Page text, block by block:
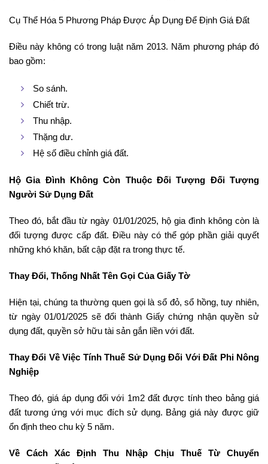
Cụ Thể Hóa 5 Phương Pháp Được Áp Dụng Để Định Giá Đất
Điều này không có trong luật năm 2013. Năm phương pháp đó
bao gồm:
So sánh.
Chiết trừ.
Thu nhập.
Thặng dư.
Hệ số điều chỉnh giá đất.
Hộ Gia Đình Không Còn Thuộc Đối Tượng Đối Tượng
Người Sử Dụng Đất
Theo đó, bắt đầu từ ngày 01/01/2025, hộ gia đình không còn là
đối tượng được cấp đất. Điều này có thể góp phần giải quyết
những khó khăn, bất cập đặt ra trong thực tế.
Thay Đổi, Thống Nhất Tên Gọi Của Giấy Tờ
Hiện tại, chúng ta thường quen gọi là sổ đỏ, sổ hồng, tuy nhiên,
từ ngày 01/01/2025 sẽ đổi thành Giấy chứng nhận quyền sử
dụng đất, quyền sở hữu tài sản gắn liền với đất.
Thay Đổi Về Việc Tính Thuế Sử Dụng Đối Với Đất Phi Nông
Nghiệp
Theo đó, giá áp dụng đối với 1m2 đất được tính theo bảng giá
đất tương ứng với mục đích sử dụng. Bảng giá này được giữ
ổn định theo chu kỳ 5 năm.
Về Cách Xác Định Thu Nhập Chịu Thuế Từ Chuyển